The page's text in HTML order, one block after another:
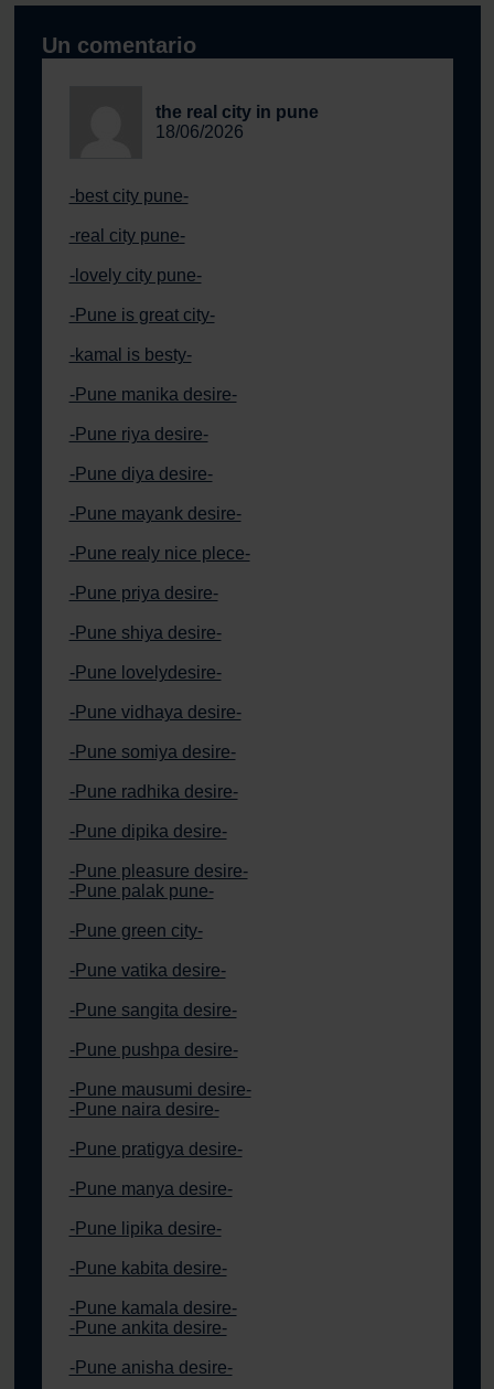
Un comentario
the real city in pune
18/06/2026
-best city pune-
-real city pune-
-lovely city pune-
-Pune is great city-
-kamal is besty-
-Pune manika desire-
-Pune riya desire-
-Pune diya desire-
-Pune mayank desire-
-Pune realy nice plece-
-Pune priya desire-
-Pune shiya desire-
-Pune lovelydesire-
-Pune vidhaya desire-
-Pune somiya desire-
-Pune radhika desire-
-Pune dipika desire-
-Pune pleasure desire-
-Pune palak pune-
-Pune green city-
-Pune vatika desire-
-Pune sangita desire-
-Pune pushpa desire-
-Pune mausumi desire-
-Pune naira desire-
-Pune pratigya desire-
-Pune manya desire-
-Pune lipika desire-
-Pune kabita desire-
-Pune kamala desire-
-Pune ankita desire-
-Pune anisha desire-